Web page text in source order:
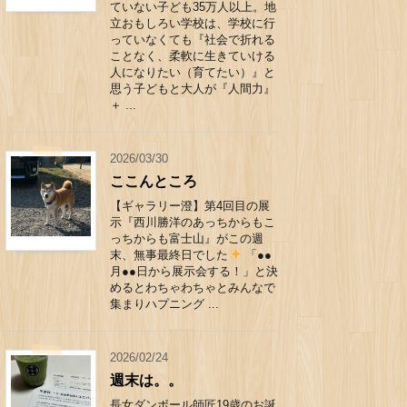
ていない子ども35万人以上。地
立おもしろい学校は、学校に行
っていなくても『社会で折れる
ことなく、柔軟に生きていける
人になりたい（育てたい）』と
思う子どもと大人が『人間力』
＋ ...
2026/03/30
ここんところ
【ギャラリー澄】第4回目の展
示『西川勝洋のあっちからもこ
っちからも富士山』がこの週
末、無事最終日でした
「●●
月●●日から展示会する！」と決
めるとわちゃわちゃとみんなで
集まりハプニング ...
2026/02/24
週末は。。